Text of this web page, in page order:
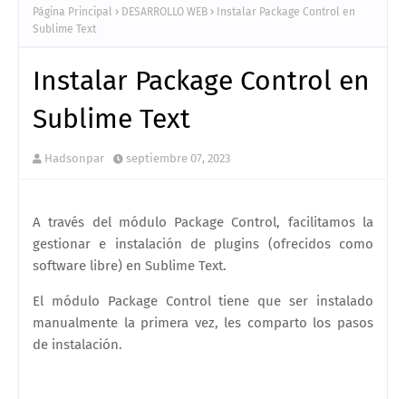
Página Principal DESARROLLO WEB
Instalar Package Control en
Sublime Text
Instalar Package Control en
Sublime Text
Hadsonpar septiembre 07, 2023
A través del módulo Package Control, facilitamos la
gestionar e instalación de plugins (ofrecidos como
software libre) en Sublime Text.
El módulo Package Control tiene que ser instalado
manualmente la primera vez, les comparto los pasos
de instalación.